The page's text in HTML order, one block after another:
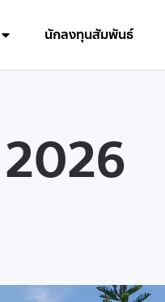
นักลงทุนสัมพันธ์